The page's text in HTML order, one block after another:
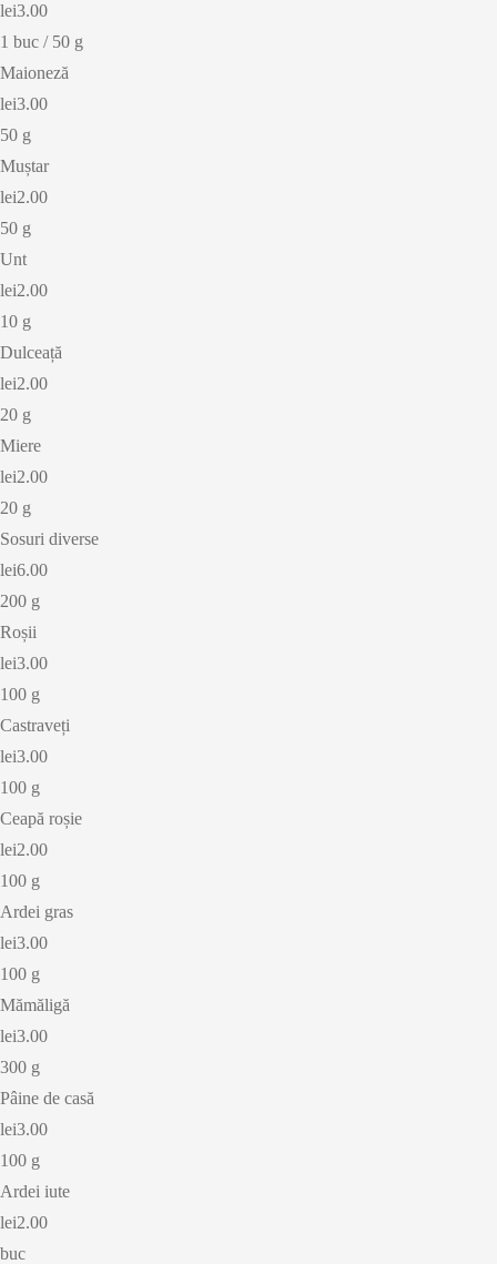
lei3.00
1 buc / 50 g
Maioneză
lei3.00
50 g
Muștar
lei2.00
50 g
Unt
lei2.00
10 g
Dulceață
lei2.00
20 g
Miere
lei2.00
20 g
Sosuri diverse
lei6.00
200 g
Roșii
lei3.00
100 g
Castraveți
lei3.00
100 g
Ceapă roșie
lei2.00
100 g
Ardei gras
lei3.00
100 g
Mămăligă
lei3.00
300 g
Pâine de casă
lei3.00
100 g
Ardei iute
lei2.00
buc